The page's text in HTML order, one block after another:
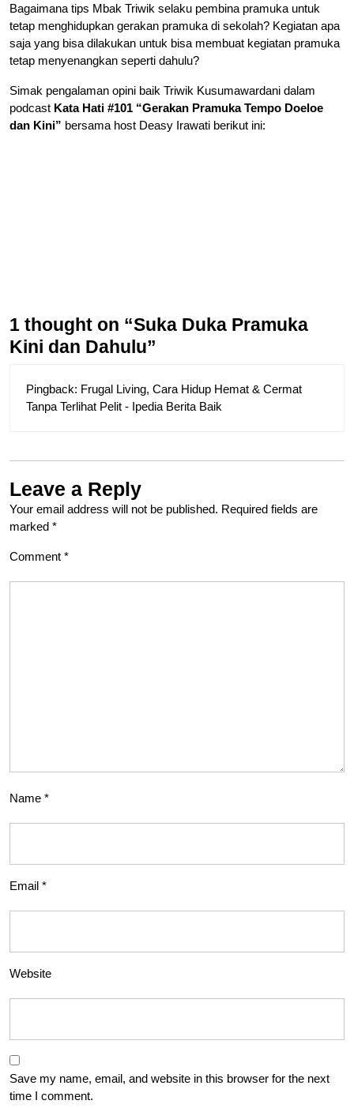
Bagaimana tips Mbak Triwik selaku pembina pramuka untuk
tetap menghidupkan gerakan pramuka di sekolah? Kegiatan apa
saja yang bisa dilakukan untuk bisa membuat kegiatan pramuka
tetap menyenangkan seperti dahulu?
Simak pengalaman opini baik Triwik Kusumawardani dalam
podcast Kata Hati #101 “Gerakan Pramuka Tempo Doeloe
dan Kini” bersama host Deasy Irawati berikut ini:
1 thought on “Suka Duka Pramuka
Kini dan Dahulu”
Pingback: Frugal Living, Cara Hidup Hemat & Cermat
Tanpa Terlihat Pelit - Ipedia Berita Baik
Leave a Reply
Your email address will not be published. Required fields are
marked *
Comment *
Name *
Email *
Website
Save my name, email, and website in this browser for the next
time I comment.